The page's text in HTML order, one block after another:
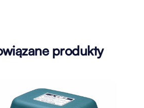
produkty